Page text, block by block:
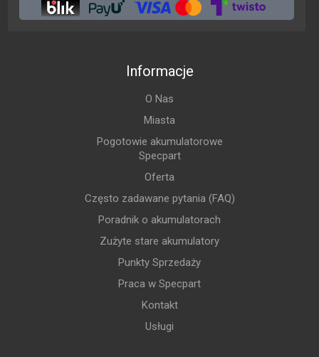
Informacje
O Nas
Miasta
Pogotowie akumulatorowe
Specpart
Oferta
Często zadawane pytania (FAQ)
Poradnik o akumulatorach
Zużyte stare akumulatory
Punkty Sprzedaży
Praca w Specpart
Kontakt
Usługi